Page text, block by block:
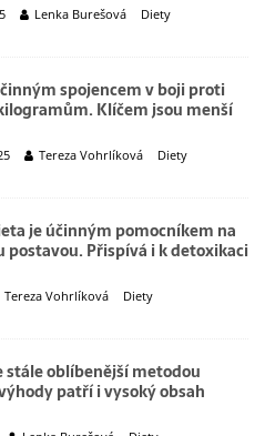
Lenka Burešová Diety
spojencem v boji proti
Klíčem jsou menší
Tereza Vohrlíková Diety
je účinným pomocníkem na
postavou. Přispívá i k detoxikaci
Tereza Vohrlíková Diety
stále oblíbenější metodou
patří i vysoký obsah